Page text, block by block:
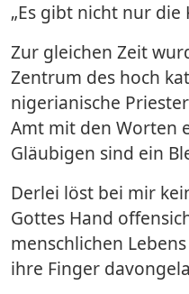
„Es gibt nicht nur die
Zur gleichen Zeit
Zentrum des hoch
nigerianische
Amt mit den Worten
Gläubigen sind ein
Derlei löst bei mir
Gottes Hand
menschlichen
ihre Finger